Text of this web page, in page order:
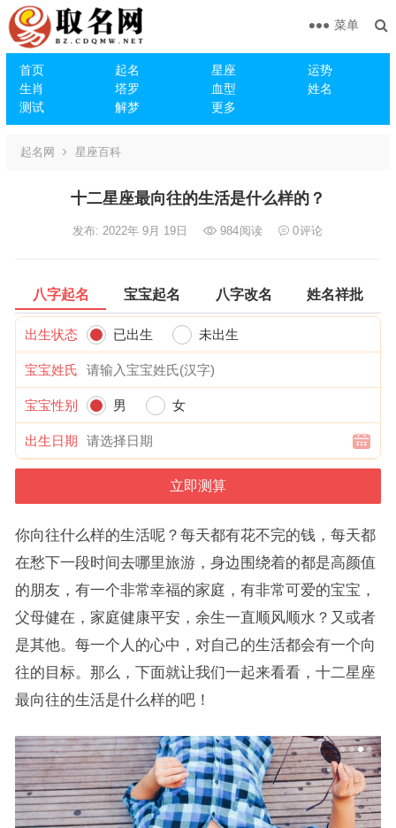
首页 起名 星座
运势
生肖
塔罗 血型
姓名
测试
解梦 更多
菜单
起名网 星座百科
十二星座最向往的生活是什么样的？
发布: 2022年 9月 19日 984阅读 0评论
八字起名 宝宝起名 八字改名 姓名祥批
出生状态 已出生 未出生
宝宝姓氏
宝宝性别 男 女
出生日期
你向往什么样的生活呢？每天都有花不完的钱，每天都
在愁下一段时间去哪里旅游，身边围绕着的都是高颜值
的朋友，有一个非常幸福的家庭，有非常可爱的宝宝，
父母健在，家庭健康平安，余生一直顺风顺水？又或者
是其他。每一个人的心中，对自己的生活都会有一个向
往的目标。那么，下面就让我们一起来看看，十二星座
最向往的生活是什么样的吧！